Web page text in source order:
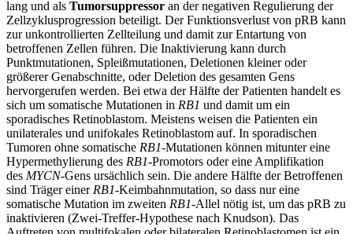
lang und als Tumorsuppressor an der negativen Regulierung der
Zellzyklusprogression beteiligt. Der Funktionsverlust von pRB kann
zur unkontrollierten Zellteilung und damit zur Entartung von
betroffenen Zellen führen. Die Inaktivierung kann durch
Punktmutationen, Spleißmutationen, Deletionen kleiner oder
größerer Genabschnitte, oder Deletion des gesamten Gens
hervorgerufen werden. Bei etwa der Hälfte der Patienten handelt es
sich um somatische Mutationen in RB1 und damit um ein
sporadisches Retinoblastom. Meistens weisen die Patienten ein
unilaterales und unifokales Retinoblastom auf. In sporadischen
Tumoren ohne somatische RB1-Mutationen können mitunter eine
Hypermethylierung des RB1-Promotors oder eine Amplifikation
des MYCN-Gens ursächlich sein. Die andere Hälfte der Betroffenen
sind Träger einerRB1-Keimbahnmutation, so dass nur eine
somatische Mutation im zweiten RB1-Allel nötig ist, um das pRB zu
inaktivieren (Zwei-Treffer-Hypothese nach Knudson). Das